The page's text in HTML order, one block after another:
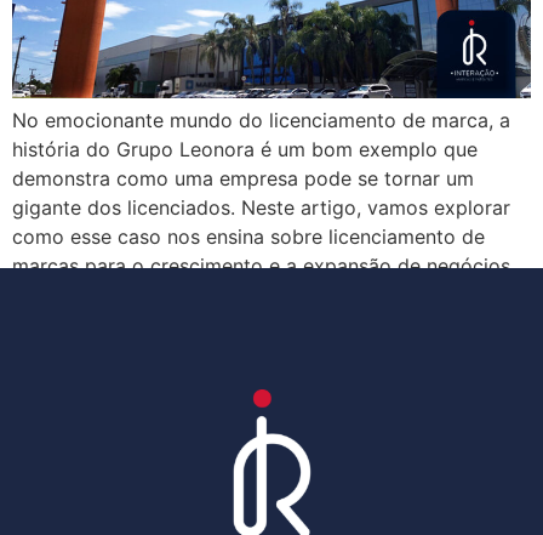
No emocionante mundo do licenciamento de marca, a
história do Grupo Leonora é um bom exemplo que
demonstra como uma empresa pode se tornar um
gigante dos licenciados. Neste artigo, vamos explorar
como esse caso nos ensina sobre licenciamento de
marcas para o crescimento e a expansão de negócios.